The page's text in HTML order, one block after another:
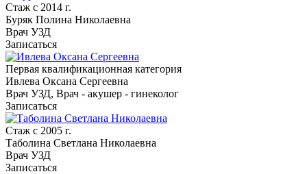
Стаж с 2014 г.
Буряк Полина Николаевна
Врач УЗД
Записаться
Первая квалификационная категория
Ивлева Оксана Сергеевна
Врач УЗД, Врач - акушер - гинеколог
Записаться
Стаж с 2005 г.
Таболина Светлана Николаевна
Врач УЗД
Записаться